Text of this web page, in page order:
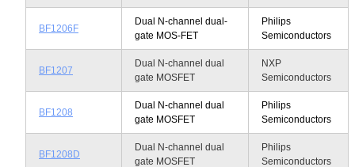
BF1206F
Dual N-channel dual-
gate MOS-FET
Philips
Semiconductors
BF1207
Dual N-channel dual
gate MOSFET
NXP
Semiconductors
BF1208
Dual N-channel dual
gate MOSFET
Philips
Semiconductors
BF1208D
Dual N-channel dual
gate MOSFET
Philips
Semiconductors